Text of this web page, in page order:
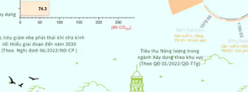
đoàn
Showbiz
Điện ảnh
Âm nhạc
Bình
Hậu
360